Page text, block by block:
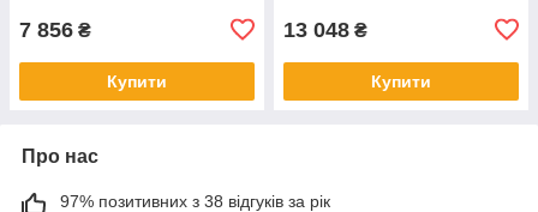
7 856 ₴
Купити
13 048 ₴
Купити
Про нас
97% позитивних з 38 відгуків за рік